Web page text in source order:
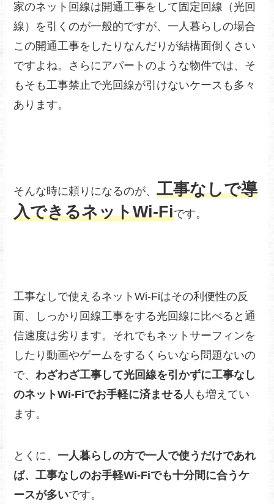
家のネット回線は開通工事をして固定回線（光回
線）を引くのが一般的ですが、一人暮らしの場合
この開通工事をしたりなんだりが結構面倒くさい
ですよね。さらにアパートのような物件では、そ
もそも工事禁止で光回線が引けないケースも多々
あります。
そんな時に頼りになるのが、工事なしで導
入できるネットWi-Fiです。
工事なしで使えるネットWi-Fiはその利便性の反
面、しっかり回線工事をする光回線に比べると通
信速度は劣ります。それでもネットサーフィンを
したり動画やゲームをするくらいなら問題ないの
で、わざわざ工事して光回線を引かずに工事なし
のネットWi-Fiでお手軽に済ませる 人も増えてい
ます。
とくに、一人暮らしの方で一人で使うだけであれ
ば、工事なしのお手軽Wi-Fiでも十分間に合うケ
ースが多いです。